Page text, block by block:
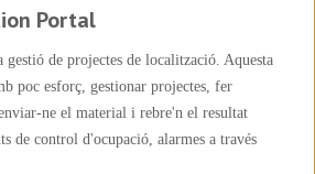
Portal
de projectes de localització. Aquesta
poc esforç, gestionar projectes, fer
ne el material i rebre'n el resultat
de control d'ocupació, alarmes a través